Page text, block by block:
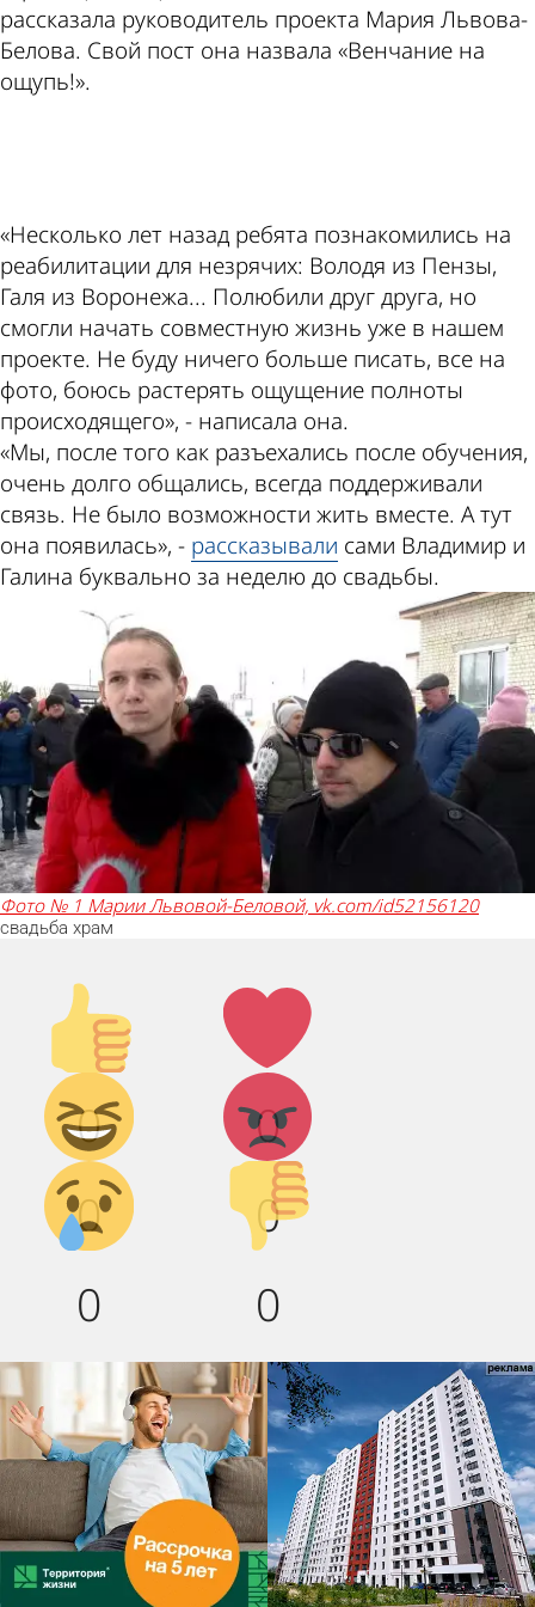
рассказала руководитель проекта Мария Львова-
Белова. Свой пост она назвала «Венчание на
ощупь!».
«Несколько лет назад ребята познакомились на
реабилитации для незрячих: Володя из Пензы,
Галя из Воронежа... Полюбили друг друга, но
смогли начать совместную жизнь уже в нашем
проекте. Не буду ничего больше писать, все на
фото, боюсь растерять ощущение полноты
происходящего», - написала она.
«Мы, после того как разъехались после обучения,
очень долго общались, всегда поддерживали
связь. Не было возможности жить вместе. А тут
она появилась», - рассказывали сами Владимир и
Галина буквально за неделю до свадьбы.
фото № 1 Марии Львовой-Беловой, vk.com/id52156120
свадьба храм
Палец
вверх!
0
Лайк!
0
Дикий
смех!
0
Агрессия!
0
Грусть :(
0
Палец
вниз!
0